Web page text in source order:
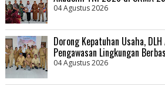
04 Agustus 2026
Dorong Kepatuhan Usaha,
Pengawasan Lingkungan
04 Agustus 2026